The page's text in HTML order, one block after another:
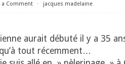
a Comment ⋅ jacques madelaine
aurait débuté il y a 35
tout récemment…